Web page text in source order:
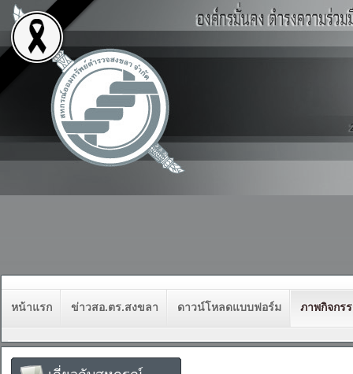
หน้าแรก ข่าวสอ.ตร.สงขลา ดาวน์โหลดแบบฟอร์ม ภาพกิจกร